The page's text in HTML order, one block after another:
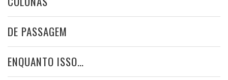
DE PASSAGEM
ENQUANTO ISSO…